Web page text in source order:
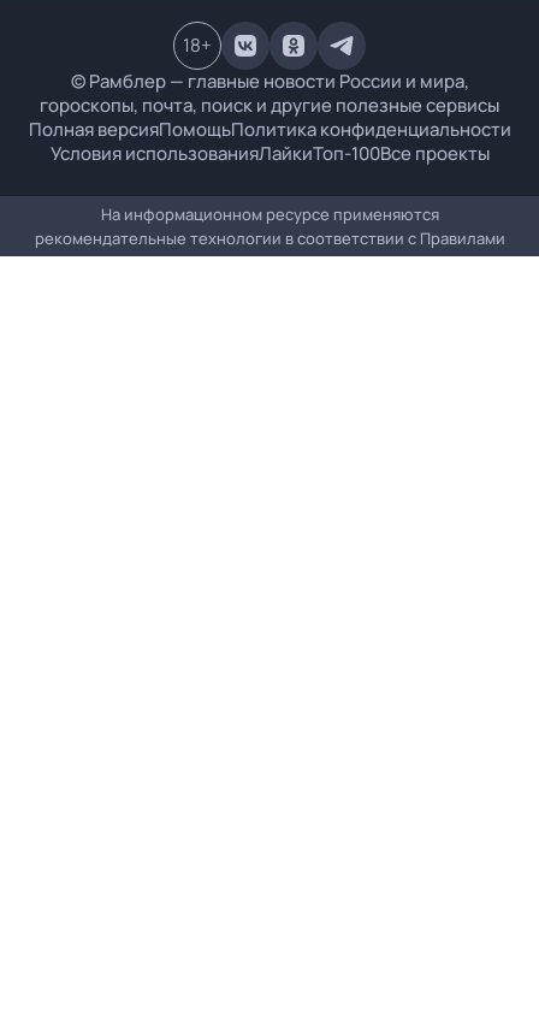
© Рамблер — главные новости России и мира,
гороскопы, почта, поиск и другие полезные сервисы
Полная версияПомощьПолитика конфиденциальности
Условия использованияЛайкиТоп-100Все проекты
18+
На информационном ресурсе применяются
рекомендательные технологии в соответствии с Правилами